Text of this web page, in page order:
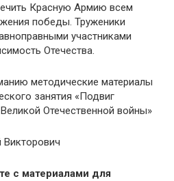
Красную Армию всем
победы. Труженики
участниками
Отечества.
методические материалы
занятия «Подвиг
Отечественной войны»
Викторович
с материалами для